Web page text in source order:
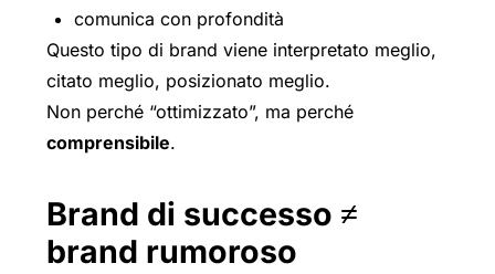
comunica con profondità
Questo tipo di brand viene interpretato meglio,
citato meglio, posizionato meglio.
Non perché “ottimizzato”, ma perché
comprensibile.
Brand di successo ≠
brand rumoroso